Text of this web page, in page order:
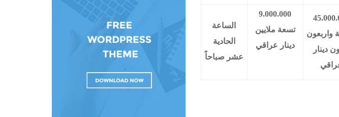
واربعون
دينار
9.000.000
تسعة ملايين
دينار عراقي
الساعة
الحادية
عشر صباحاً